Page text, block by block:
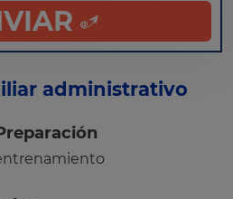
se explica en nuestrapolítica
administrativo